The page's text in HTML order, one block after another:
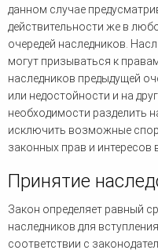
данном случае
действительности же в
очередей наследников.
могут призываться к
наследников предыдущей
или недостойности и на
необходимости разделить
исключить возможные
законных прав и интересов
Принятие
Закон определяет равный
наследников для
соответствии с